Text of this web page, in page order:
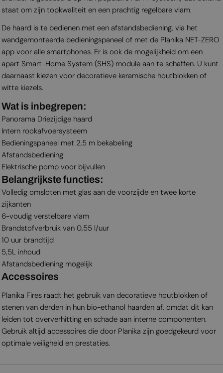
staat om zijn topkwaliteit en een prachtig regelbare vlam.
De haard is te bedienen met een afstandsbediening, via het
wandgemonteerde bedieningspaneel of met de Planika NET-ZERO
app voor alle smartphones. Er is ook de mogelijkheid om een
apart Smart-Home System (SHS) module aan te schaffen. U kunt
daarnaast kiezen voor decoratieve keramische houtblokken of
witte kiezels.
Wat is inbegrepen:
Panorama Driezijdige haard
Intern rookafvoersysteem
Bedieningspaneel met 2,5 m bekabeling
Afstandsbediening
Elektrische pomp voor bijvullen
Belangrijkste functies:
Volledig omsloten met glas aan de voorzijde en twee korte
zijkanten
6-voudig verstelbare vlam
Brandstofverbruik van 0,55 l/uur
10 uur brandtijd
5,5L inhoud
Afstandsbediening mogelijk
Accessoires
Planika Fires raadt het gebruik van decoratieve houtblokken of
stenen van derden in hun bio-ethanol haarden af, omdat dit kan
leiden tot oververhitting en schade aan interne componenten.
Gebruik altijd accessoires die door Planika zijn goedgekeurd voor
optimale veiligheid en prestaties.